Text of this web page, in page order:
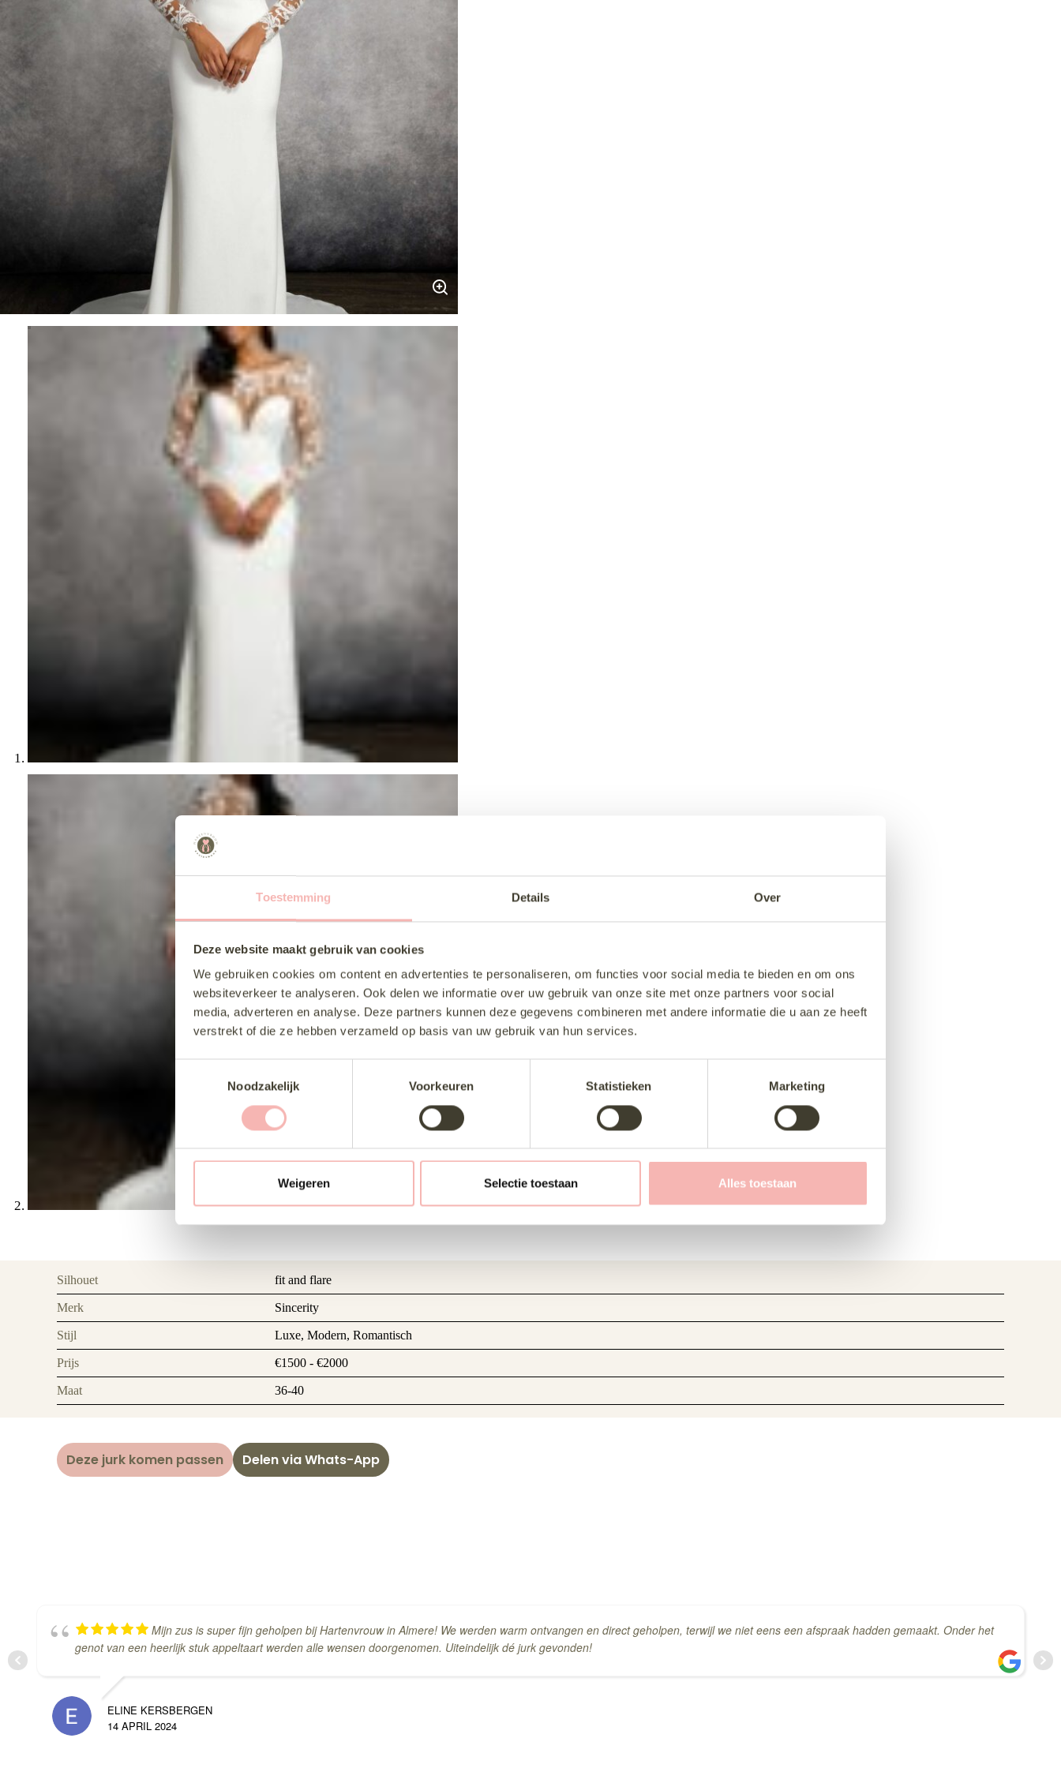
Toestemming Details Over
Deze website maakt gebruik van cookies
We gebruiken cookies om content en advertenties te personaliseren, om functies voor social media te bieden en om ons
websiteverkeer te analyseren. Ook delen we informatie over uw gebruik van onze site met onze partners voor social
media, adverteren en analyse. Deze partners kunnen deze gegevens combineren met andere informatie die u aan ze heeft
verstrekt of die ze hebben verzameld op basis van uw gebruik van hun services.
s
i
s
e
i
Noodzakelijk Voorkeuren Statistieken Marketing
Weigeren Selectie toestaan Alles toestaan
Silhouet fit and flare
Merk Sincerity
Stijl Luxe, Modern, Romantisch
Prijs €1500 - €2000
Maat 36-40
Deze jurk komen passen Delen via Whats-App
Mijn zus is super fijn geholpen bij Hartenvrouw in Almere! We werden warm ontvangen en direct geholpen, terwijl we niet eens een afspraak hadden gemaakt. Onder het
genot van een heerlijk stuk appeltaart werden alle wensen doorgenomen. Uiteindelijk dé jurk gevonden!
ELINE KERSBERGEN
14 APRIL 2024